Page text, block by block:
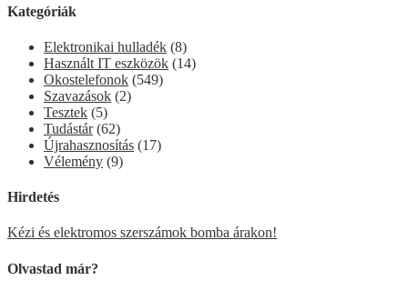
Kategóriák
Elektronikai hulladék (8)
Használt IT eszközök (14)
Okostelefonok (549)
Szavazások (2)
Tesztek (5)
Tudástár(62)
Újrahasznosítás (17)
Vélemény (9)
Hirdetés
Kézi és elektromos szerszámok bomba árakon!
Olvastad már?